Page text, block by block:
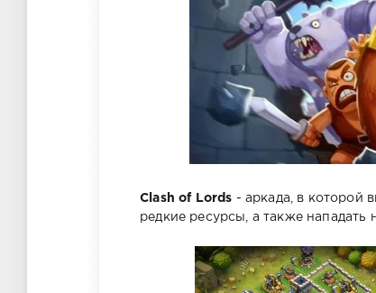
Clash of Lords - аркада, в которой
редкие ресурсы, а также нападать